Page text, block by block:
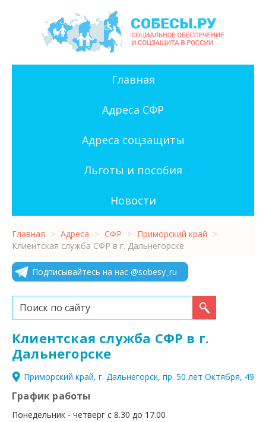
Главная
Адреса СФР
Адреса соцзащиты
Льготы и пособия
Новости
Главная > Адреса > СФР > Приморский край >
Клиентская служба СФР в г. Дальнегорске
Подписывайтесь на нас @sobesy_ru
Искать...
Клиентская служба СФР в г.
Дальнегорске
Приморский край, г. Дальнегорск, пр. 50 лет Октября, 49
График работы
Понедельник - четверг с 8.30 до 17.00